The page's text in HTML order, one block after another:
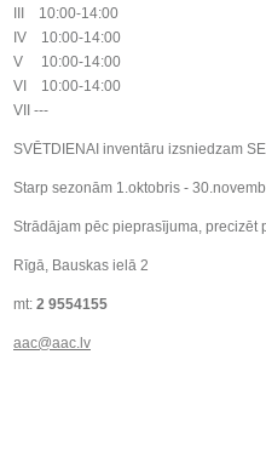
III 10:00-14:00
IV 10:00-14:00
V 10:00-14:00
VI 10:00-14:00
VII ---
SVĒTDIENAI inventāru izsniedzam
Starp sezonām 1.oktobris -
Strādājam pēc pieprasījuma, precizēt
Rīgā, Bauskas ielā 2
mt: 2 9554155
aac@aac.lv